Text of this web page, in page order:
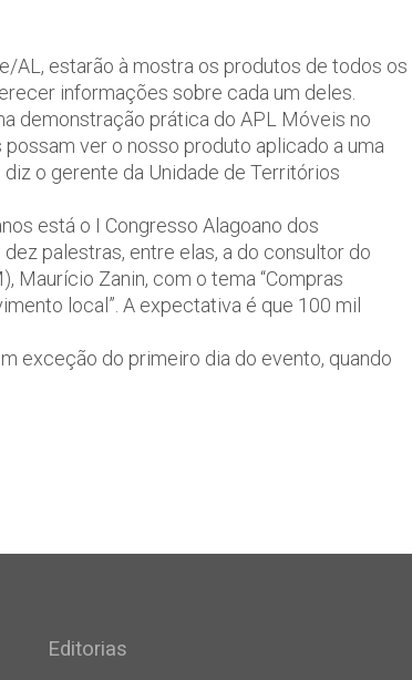
AL, estarão à mostra os produtos de todos os
informações sobre cada um deles.
demonstração prática do APL Móveis no
ver o nosso produto aplicado a uma
o gerente da Unidade de Territórios
está o I Congresso Alagoano dos
palestras, entre elas, a do consultor do
Maurício Zanin, com o tema “Compras
local”. A expectativa é que 100 mil
exceção do primeiro dia do evento, quando
Editorias